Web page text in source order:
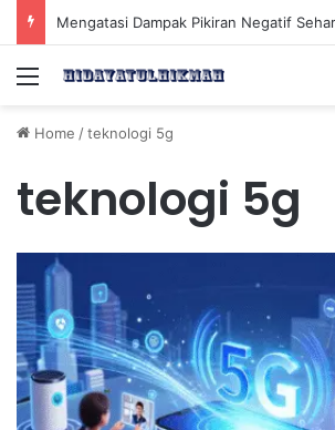
Menu
Home /teknologi 5g
teknologi 5g